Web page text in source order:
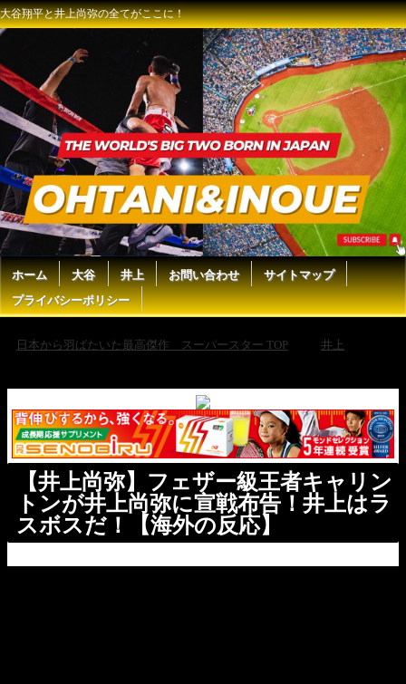
大谷翔平と井上尚弥の全てがここに！
ホーム 大谷 井上 お問い合わせ
サイトマップ
プライバシーポリシー
日本から羽ばたいた最高傑作 スーパースター TOP
井上
【井上尚弥】フェザー級王者キャリン
トンが井上尚弥に宣戦布告！井上はラ
スボスだ！【海外の反応】